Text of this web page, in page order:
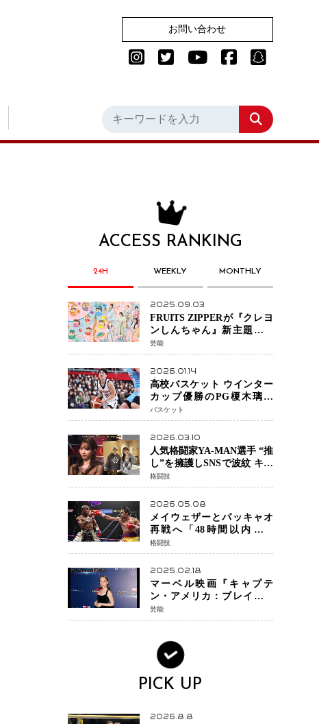
お問い合わせ
ACCESS RANKING
24H WEEKLY MONTHLY
2025.09.03
FRUITS ZIPPERが『クレヨ
ンしんちゃん』新主題歌を
担当
芸能
2026.01.14
高校バスケット ウインター
カップ優勝のPG榎木璃旺
（えのき・りお）がプロの
現場へ―。
バスケット
2026.03.10
人気格闘家YA-MAN選手 “推
し”を擁護しSNSで波紋 キャ
バクラ番組騒動に参戦…結
果的にPR効果も？
格闘技
2026.05.08
メイウェザーとパッキャオ
再戦へ「48時間以内に決
着」公式戦かエキシビショ
ンか混迷続く
格闘技
2025.02.18
マーベル映画『キャプテ
ン・アメリカ：ブレイブ・
ニュー・ワールド』 新ブラ
ック・ウィドウ役のシラ・
芸能
PICK UP
2026.8.8